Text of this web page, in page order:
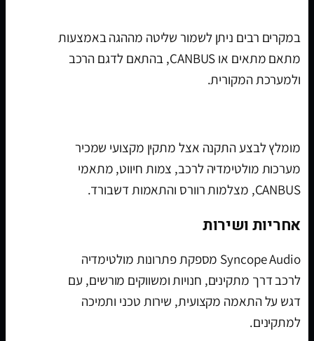
במקרים רבים ניתן לשמור שליטה מההגה באמצעות
מתאם מתאים או CANBUS, בהתאם לדגם הרכב
ולמערכת המקורית.
מומלץ לבצע התקנה אצל מתקין מקצועי שמכיר
מערכות מולטימדיה לרכב, צמות חיווט, מתאמי
CANBUS, מצלמות רוורס והתאמות דשבורד.
אחריות ושירות
Syncope Audio מספקת פתרונות מולטימדיה
לרכב דרך מתקינים, חנויות ומשווקים מורשים, עם
דגש על התאמה מקצועית, שירות טכני ותמיכה
למתקינים.